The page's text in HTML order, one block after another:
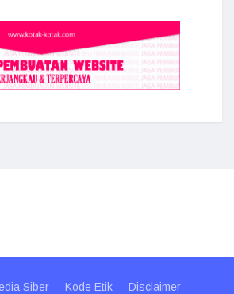
Siber Kode Etik Disclaimer